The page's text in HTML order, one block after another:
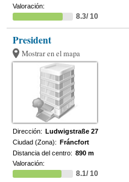
Valoración:
8.3/ 10
President
Mostrar en el mapa
Dirección: Ludwigstraße 27
Ciudad (Zona): Fráncfort
Distancia del centro: 890 m
Valoración:
8.1/ 10